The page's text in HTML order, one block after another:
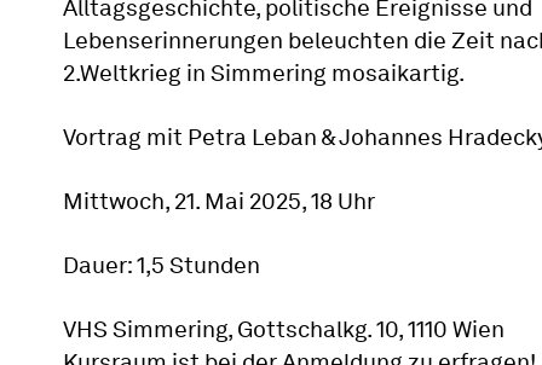
Alltagsgeschichte, politische Ereignisse und
Lebenserinnerungen beleuchten die Zeit
2.Weltkrieg in Simmering mosaikartig.
Vortrag mit Petra Leban & Johannes
Mittwoch, 21. Mai 2025, 18 Uhr
Dauer: 1,5 Stunden
VHS Simmering, Gottschalkg. 10, 1110 Wien